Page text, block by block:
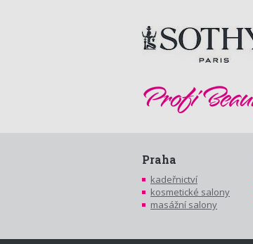
Praha
kadeřnictví
kosmetické salony
masážní salony